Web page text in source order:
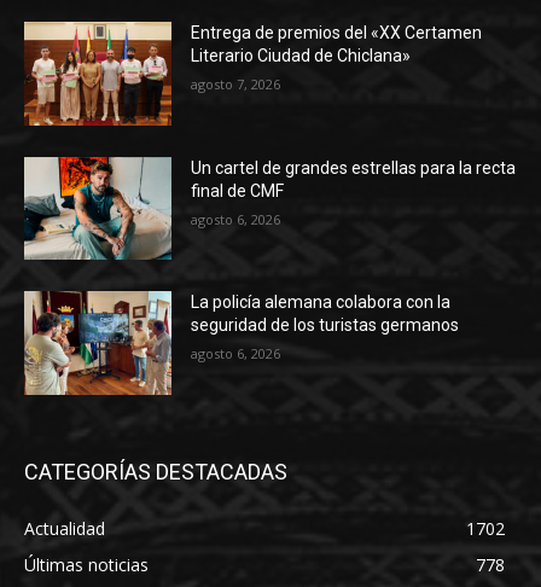
Entrega de premios del «XX Certamen
Literario Ciudad de Chiclana»
agosto 7, 2026
Un cartel de grandes estrellas para la recta
final de CMF
agosto 6, 2026
La policía alemana colabora con la
seguridad de los turistas germanos
agosto 6, 2026
CATEGORÍAS DESTACADAS
Actualidad
1702
Últimas noticias
778